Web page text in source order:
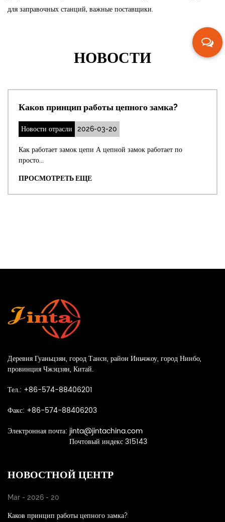
для заправочных станций, важные поставщики.
НОВОСТИ
цепного замка?
замок работает по
Как
ПРОСМОТРЕТЬ ЕЩЕ
Деревня Гуаньцзян, город Танси, район Иньчжоу, город Нинбо,
провинция Чжэцзян, Китай.
Тел.: +86-574-88406201
Факс: +86-574-88406203
Электронная почта: jinta@jintachina.com
Почтовый индекс 315143
НОВОСТНОЙ ЦЕНТР
Mar - 2026 - 20
Каков принцип работы цепного замка?